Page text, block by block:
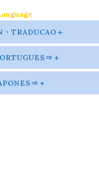
TRADUCAO＋
＋
＋